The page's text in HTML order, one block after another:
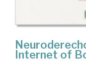
Internet of